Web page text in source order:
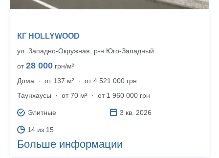
КГ HOLLYWOOD
ул. Западно-Окружная, р‑н Юго-Западный
от28 000 грн/м²
Дома · от 137 м² ·
от 4 521 000 грн
Таунхаусы
· от 70 м² · от 1 960 000 грн
Элитные 3 кв. 2026
14 из 15
Больше информации